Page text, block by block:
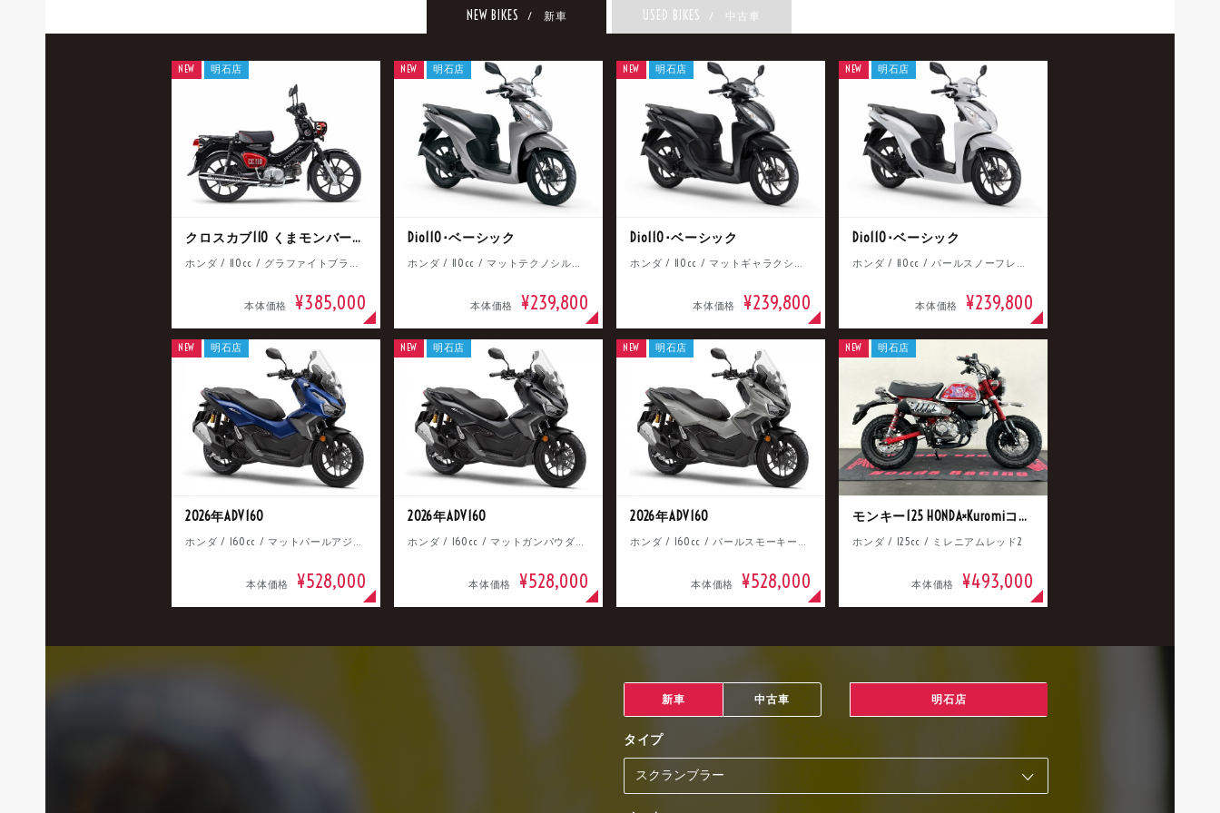
NEW BIKES / 新車 USED BIKES / 中古車
クロスカブ110 くまモンバージョン
ホンダ / 110cc / グラファイトブラック
本体価格 ¥385,000
NEW 明石店
Dio110･ベーシック
ホンダ / 110cc / マットテクノシルバーメタリック
本体価格 ¥239,800
NEW 明石店
Dio110･ベーシック
ホンダ / 110cc / マットギャラクシーブラックメタリック
本体価格 ¥239,800
NEW 明石店
Dio110･ベーシック
ホンダ / 110cc / パールスノーフレークホワイト
本体価格 ¥239,800
NEW 明石店
2026年ADV160
ホンダ / 160cc / マットパールアジャイルブルー
本体価格 ¥528,000
NEW 明石店
2026年ADV160
ホンダ / 160cc / マットガンパウダーブラックメタリック
本体価格 ¥528,000
NEW 明石店
2026年ADV160
ホンダ / 160cc / パールスモーキーグレー
本体価格 ¥528,000
NEW 明石店
モンキー125 HONDA×Kuromiコラボ
ホンダ / 125cc / ミレニアムレッド2
本体価格 ¥493,000
NEW 明石店
新車 中古車 明石店
タイプ